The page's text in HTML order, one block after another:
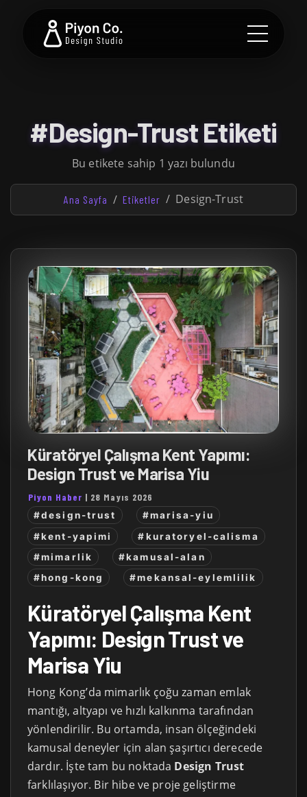
#Design-Trust Etiketi
Bu etikete sahip 1 yazı bulundu
Ana Sayfa Etiketler Design-Trust
Küratöryel Çalışma Kent Yapımı:
Design Trust ve Marisa Yiu
Piyon Haber | 28 Mayıs 2026
#design-trust
#marisa-yiu
#kent-yapimi
#kuratoryel-calisma
#mimarlik
#kamusal-alan
#hong-kong
#mekansal-eylemlilik
Küratöryel Çalışma Kent
Yapımı: Design Trust ve
Marisa Yiu
Hong Kong’da mimarlık çoğu zaman emlak
mantığı, altyapı ve hızlı kalkınma tarafından
yönlendirilir. Bu ortamda, insan ölçeğindeki
kamusal deneyler için alan şaşırtıcı derecede
dardır. İşte tam bu noktada Design Trust
farklılaşıyor. Bir hibe ve proje geliştirme